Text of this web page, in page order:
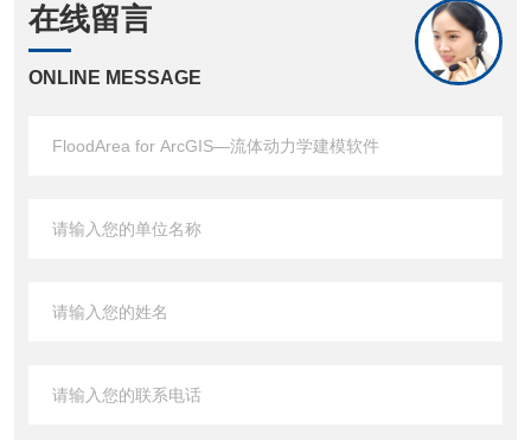
在线留言
ONLINE MESSAGE